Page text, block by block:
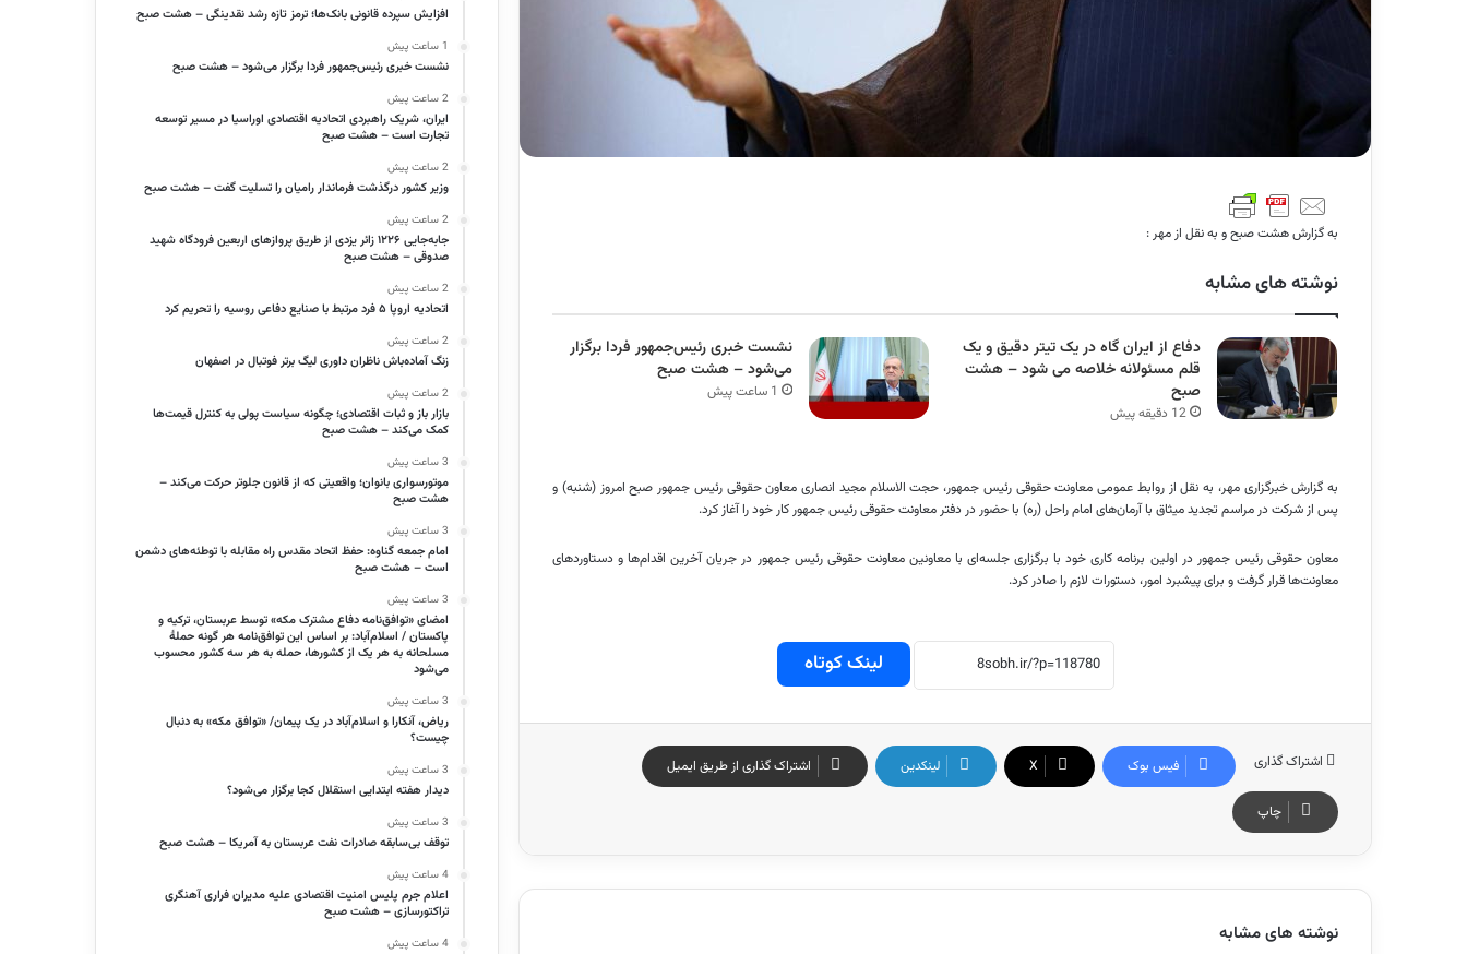
به گزارش هشت صبح و به نقل از مهر :
نوشته های مشابه
دفاع از ایران گاه در یک تیتر دقیق و یک
قلم مسئولانه خلاصه می شود – هشت
صبح
12 دقیقه پیش
نشست خبری رئیس‌جمهور فردا برگزار
می‌شود – هشت صبح
1 ساعت پیش
به گزارش خبرگزاری مهر، به نقل از روابط عمومی معاونت حقوقی رئیس جمهور، حجت الاسلام مجید انصاری معاون حقوقی رئیس جمهور صبح امروز (شنبه) و
پس از شرکت در مراسم تجدید میثاق با آرمان‌های امام راحل (ره) با حضور در دفتر معاونت حقوقی رئیس جمهور کار خود را آغاز کرد.
معاون حقوقی رئیس جمهور در اولین برنامه کاری خود با برگزاری جلسه‌ای با معاونین معاونت حقوقی رئیس جمهور در جریان آخرین اقدام‌ها و دستاوردهای
معاونت‌ها قرار گرفت و برای پیشبرد امور، دستورات لازم را صادر کرد.
لینک کوتاه
اشتراک گذاری فیس بوک X لینکدین اشتراک گذاری از طریق ایمیل
چاپ
نوشته های مشابه
افزایش سپرده قانونی بانک‌ها؛ ترمز تازه رشد نقدینگی – هشت صبح
1 ساعت پیش
نشست خبری رئیس‌جمهور فردا برگزار می‌شود – هشت صبح
2 ساعت پیش
ایران، شریک راهبردی اتحادیه اقتصادی اوراسیا در مسیر توسعه
تجارت است – هشت صبح
2 ساعت پیش
وزیر کشور درگذشت فرماندار رامیان را تسلیت گفت – هشت صبح
2 ساعت پیش
جابه‌جایی ۱۲۲۶ زائر یزدی از طریق پروازهای اربعین فرودگاه شهید
صدوقی – هشت صبح
2 ساعت پیش
اتحادیه اروپا ۵ فرد مرتبط با صنایع دفاعی روسیه را تحریم کرد
2 ساعت پیش
زنگ آماده‌باش ناظران داوری لیگ برتر فوتبال در اصفهان
2 ساعت پیش
بازار باز و ثبات اقتصادی؛ چگونه سیاست پولی به کنترل قیمت‌ها
کمک می‌کند – هشت صبح
3 ساعت پیش
موتورسواری بانوان؛ واقعیتی که از قانون جلوتر حرکت می‌کند –
هشت صبح
3 ساعت پیش
امام جمعه گناوه: حفظ اتحاد مقدس راه مقابله با توطئه‌های دشمن
است – هشت صبح
3 ساعت پیش
امضای «توافق‌نامه دفاع مشترک مکه» توسط عربستان، ترکیه و
پاکستان / اسلام‌آباد: بر اساس این توافق‌نامه هر گونه حملهٔ
مسلحانه به هر یک از کشورها، حمله به هر سه کشور محسوب
می‌شود
3 ساعت پیش
ریاض، آنکارا و اسلام‌آباد در یک پیمان/ «توافق مکه» به دنبال
چیست؟
3 ساعت پیش
دیدار هفته ابتدایی استقلال کجا برگزار می‌شود؟
3 ساعت پیش
توقف بی‌سابقه صادرات نفت عربستان به آمریکا – هشت صبح
4 ساعت پیش
اعلام جرم پلیس امنیت اقتصادی علیه مدیران فراری آهنگری
تراکتورسازی – هشت صبح
4 ساعت پیش